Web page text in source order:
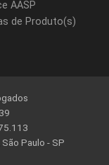
AASP
de Produto(s)
Paulo - SP